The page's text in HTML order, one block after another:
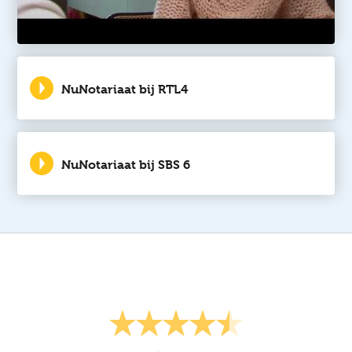
online regelen. Dat is voordeliger, omdat de
notaris minder tijd kwijt is. U legt online
dezelfde afspraken vast als bij een bezoek
aan de notaris en aan alle wettelijke eisen
wordt voldaan. Een online testament is
geldig, mits ondertekend bij de notaris. Die
ondertekening regelt u eenvoudig via
NuNotariaat, in samenwerking met een
notaris bij u in de buurt. NuNotariaat is de
grootste aanbieder van online testamenten
het grootste netwerk van notariskantoren.
Eén testament kost € 399 en twee
testamenten kosten samen € 525. Dit is tot
meer dan de helft goedkoper dan dat u het
NuNotariaat bij RTL4
NuNotariaat bij SBS 6